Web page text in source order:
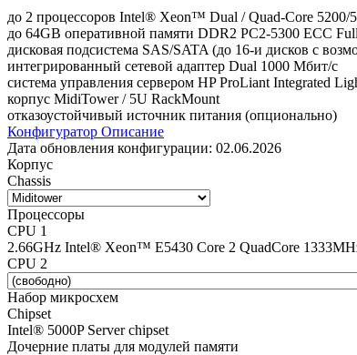
до 2 процессоров Intel® Xeon™ Dual / Quad-Core 5200/
до 64GB оперативной памяти DDR2 PC2-5300 ECC
дисковая подсистема SAS/SATA (до 16-и дисков с
интегрированный сетевой адаптер Dual 1000 Мбит/с
система управления сервером HP ProLiant Integrated
корпус MidiTower / 5U RackMount
отказоустойчивый источник питания (опционально)
Конфигуратор Описание
Дата обновления конфигурации: 02.06.2026
Корпус
Chassis
Процессоры
CPU 1
2.66GHz Intel® Xeon™ E5430 Core 2 QuadCore
CPU 2
Набор микросхем
Chipset
Intel® 5000P Server chipset
Дочерние платы для модулей памяти